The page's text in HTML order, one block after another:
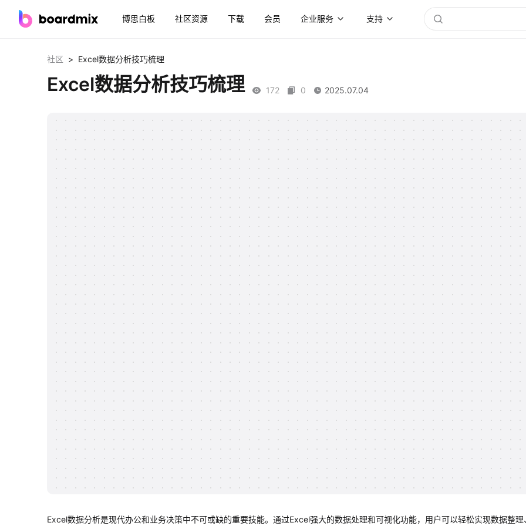
博思白板 社区资源 下载 会员 企业服务 支持
社区 > Excel数据分析技巧梳理
Excel数据分析技巧梳理 172 0 2025.07.04
Excel数据分析是现代办公和业务决策中不可或缺的重要技能。通过Excel强大的数据处理和可视化功能，用户可以轻松实现数据整理